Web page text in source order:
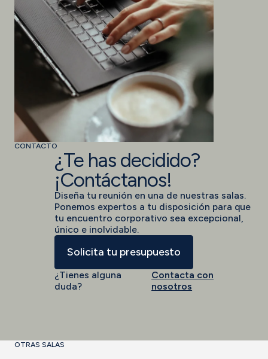
CONTACTO
¿Te has decidido?
¡Contáctanos!
Diseña tu reunión en una de nuestras salas.
Ponemos expertos a tu disposición para que
tu encuentro corporativo sea excepcional,
único e inolvidable.
Solicita tu presupuesto
¿Tienes alguna
duda?
Contacta con
nosotros
OTRAS SALAS